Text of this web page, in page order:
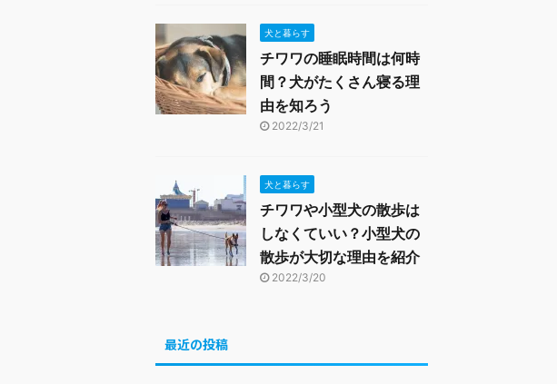
犬と暮らす
チワワの睡眠時間は何時
間？犬がたくさん寝る理
由を知ろう
2022/3/21
犬と暮らす
チワワや小型犬の散歩は
しなくていい？小型犬の
散歩が大切な理由を紹介
2022/3/20
最近の投稿